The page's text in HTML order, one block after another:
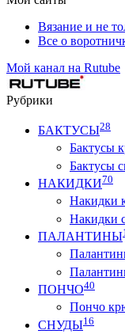
Вязание и не
Все о
Мой канал на Rutube
Рубрики
БАКТУСЫ28
Бактусы
Бактусы
НАКИДКИ70
Накидки
Накидки
ПАЛАНТИНЫ
ПОНЧО40
Пончо
СНУДЫ16